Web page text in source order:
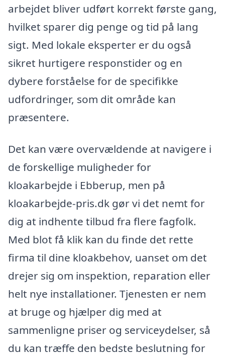
arbejdet bliver udført korrekt første gang,
hvilket sparer dig penge og tid på lang
sigt. Med lokale eksperter er du også
sikret hurtigere responstider og en
dybere forståelse for de specifikke
udfordringer, som dit område kan
præsentere.
Det kan være overvældende at navigere i
de forskellige muligheder for
kloakarbejde i Ebberup, men på
kloakarbejde-pris.dk gør vi det nemt for
dig at indhente tilbud fra flere fagfolk.
Med blot få klik kan du finde det rette
firma til dine kloakbehov, uanset om det
drejer sig om inspektion, reparation eller
helt nye installationer. Tjenesten er nem
at bruge og hjælper dig med at
sammenligne priser og serviceydelser, så
du kan træffe den bedste beslutning for